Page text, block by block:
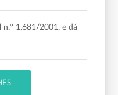
n.º 1.681/2001, e dá